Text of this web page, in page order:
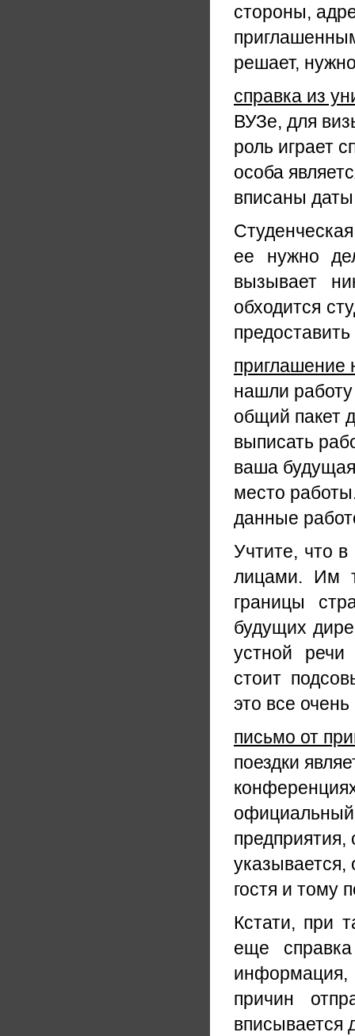
стороны,
решает,
справка из
ВУЗе, для
роль играет
особа
вписаны
ее нужно
вызывает
обходится
приглашение
нашли
общий пакет
выписать
ваша
место
данные
Учтите, что в
лицами. Им
границы
будущих
устной речи
стоит
это все
письмо от
поездки
указывается,
гостя и тому
Кстати, при
еще
информация,
причин
вписывается